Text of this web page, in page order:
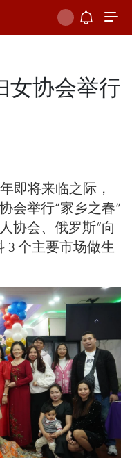
女协会举行
即将来临之际，
会举行“家乡之春”
协会、俄罗斯“向
3 个主要市场做生